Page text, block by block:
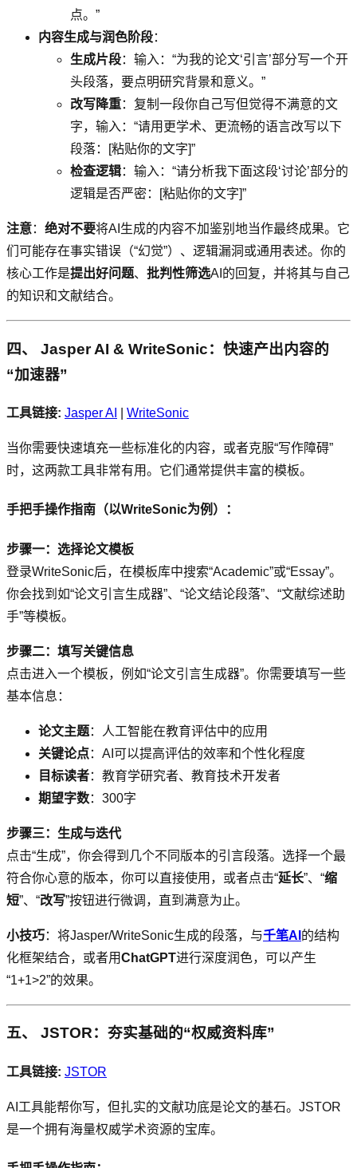
点。”
内容生成与润色阶段：
生成片段：输入：“为我的论文‘引言’部分写一个开
头段落，要点明研究背景和意义。”
改写降重：复制一段你自己写但觉得不满意的文
字，输入：“请用更学术、更流畅的语言改写以下
段落：[粘贴你的文字]”
检查逻辑：输入：“请分析我下面这段‘讨论’部分的
逻辑是否严密：[粘贴你的文字]”
注意： 绝对不要将AI生成的内容不加鉴别地当作最终成果。它
们可能存在事实错误（“幻觉”）、逻辑漏洞或通用表述。你的
核心工作是提出好问题、 批判性筛选AI的回复，并将其与自己
的知识和文献结合。
四、 Jasper AI & WriteSonic：快速产出内容的
“加速器”
工具链接: Jasper AI WriteSonic
当你需要快速填充一些标准化的内容，或者克服“写作障碍”
时，这两款工具非常有用。它们通常提供丰富的模板。
手把手操作指南（以WriteSonic为例）：
步骤一：选择论文模板
登录WriteSonic后，在模板库中搜索“Academic”或“Essay”。
你会找到如“论文引言生成器”、“论文结论段落”、“文献综述助
手”等模板。
步骤二：填写关键信息
点击进入一个模板，例如“论文引言生成器”。你需要填写一些
基本信息：
论文主题：人工智能在教育评估中的应用
关键论点：AI可以提高评估的效率和个性化程度
目标读者：教育学研究者、教育技术开发者
期望字数：300字
步骤三：生成与迭代
点击“生成”，你会得到几个不同版本的引言段落。选择一个最
符合你心意的版本，你可以直接使用，或者点击“延长”、“缩
短”、“改写”按钮进行微调，直到满意为止。
小技巧：将Jasper/WriteSonic生成的段落，与千笔AI 的结构
化框架结合，或者用ChatGPT进行深度润色，可以产生
“1+1>2”的效果。
五、 JSTOR：夯实基础的“权威资料库”
工具链接: JSTOR
AI工具能帮你写，但扎实的文献功底是论文的基石。JSTOR
是一个拥有海量权威学术资源的宝库。